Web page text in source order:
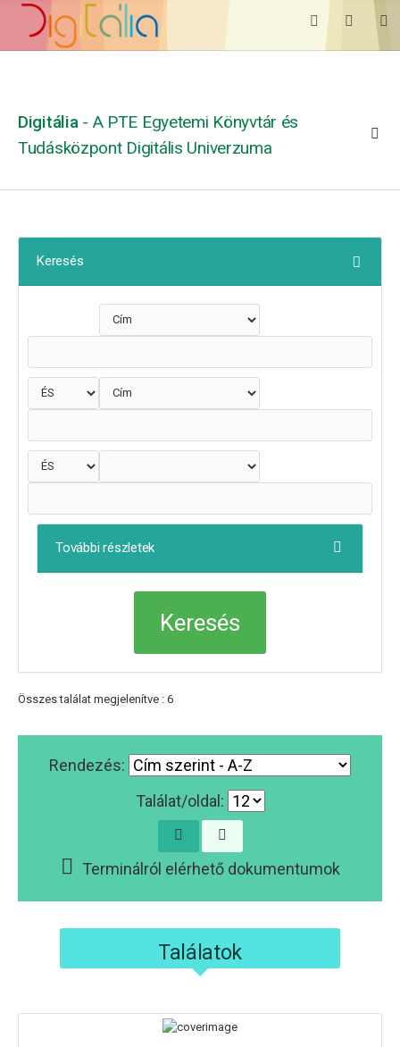
Digitália - A PTE Egyetemi Könyvtár és
Tudásközpont Digitális Univerzuma
Keresés
További részletek
Összes találat megjelenítve : 6
Rendezés:
Találat/oldal:
Terminálról elérhető dokumentumok
Találatok